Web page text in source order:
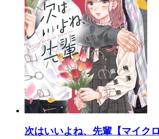
次はいいよね、先輩【マイク